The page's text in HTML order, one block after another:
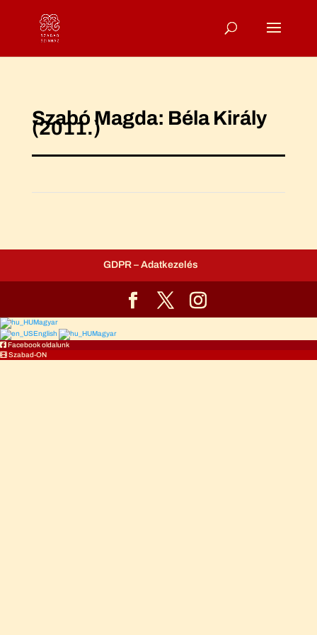
Szabó Magda: Béla Király
(2011.)
GDPR – Adatkezelés
Magyar
English
Magyar
Facebook oldalunk
Szabad-ON